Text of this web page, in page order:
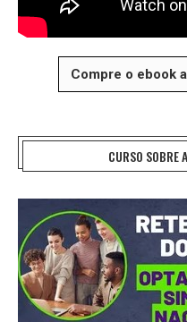
Compre o ebook
CURSO SOBRE